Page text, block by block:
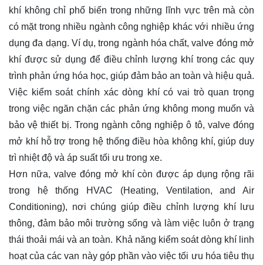
khí không chỉ phổ biến trong những lĩnh vực trên mà còn
có mặt trong nhiều ngành công nghiệp khác với nhiều ứng
dụng đa dạng. Ví dụ, trong ngành hóa chất, valve đóng mở
khí được sử dụng để điều chỉnh lượng khí trong các quy
trình phản ứng hóa học, giúp đảm bảo an toàn và hiệu quả.
Việc kiểm soát chính xác dòng khí có vai trò quan trọng
trong việc ngăn chặn các phản ứng không mong muốn và
bảo vệ thiết bị. Trong ngành công nghiệp ô tô, valve đóng
mở khí hỗ trợ trong hệ thống điều hòa không khí, giúp duy
trì nhiệt độ và áp suất tối ưu trong xe.
Hơn nữa, valve đóng mở khí còn được áp dụng rộng rãi
trong hệ thống HVAC (Heating, Ventilation, and Air
Conditioning), nơi chúng giúp điều chỉnh lượng khí lưu
thông, đảm bảo môi trường sống và làm việc luôn ở trạng
thái thoải mái và an toàn. Khả năng kiểm soát dòng khí linh
hoạt của các van này góp phần vào việc tối ưu hóa tiêu thụ